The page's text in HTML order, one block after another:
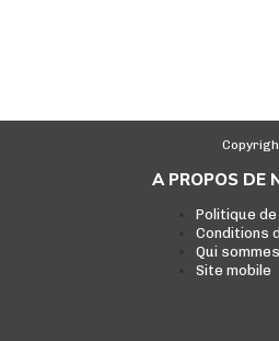
A PROPOS DE
Politique
Conditions
Qui
Site mobile